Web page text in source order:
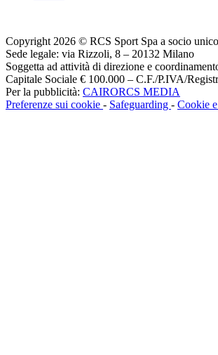
Copyright 2026 © RCS Sport Spa a socio unico
Sede legale: via Rizzoli, 8 – 20132 Milano
Soggetta ad attività di direzione e
Capitale Sociale € 100.000 – C.F./P.IVA/
Per la pubblicità: CAIRORCS MEDIA
Preferenze sui cookie - Safeguarding - Cookie